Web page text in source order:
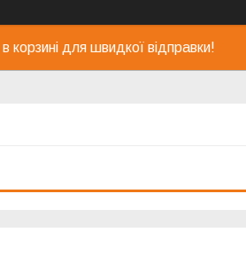
корзині для швидкої відправки!